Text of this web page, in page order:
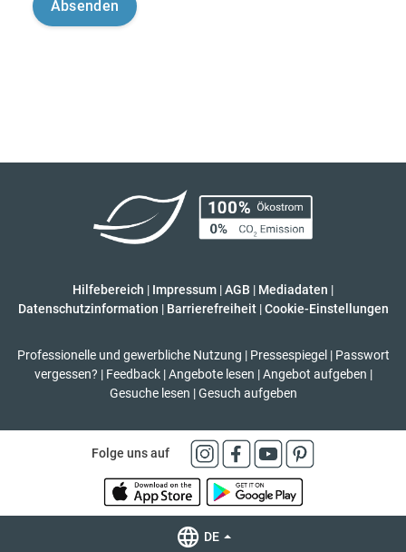
Hilfebereich | Impressum |AGB | Mediadaten |
Datenschutzinformation | Barrierefreiheit | Cookie-Einstellungen
Professionelle und gewerbliche Nutzung | Pressespiegel | Passwort
vergessen? | Feedback | Angebote lesen | Angebot aufgeben |
Gesuche lesen | Gesuch aufgeben
Folge uns auf
DE